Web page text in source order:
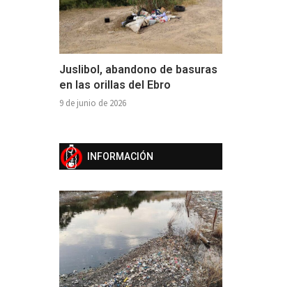
Juslibol, abandono de basuras
en las orillas del Ebro
9 de junio de 2026
INFORMACIÓN